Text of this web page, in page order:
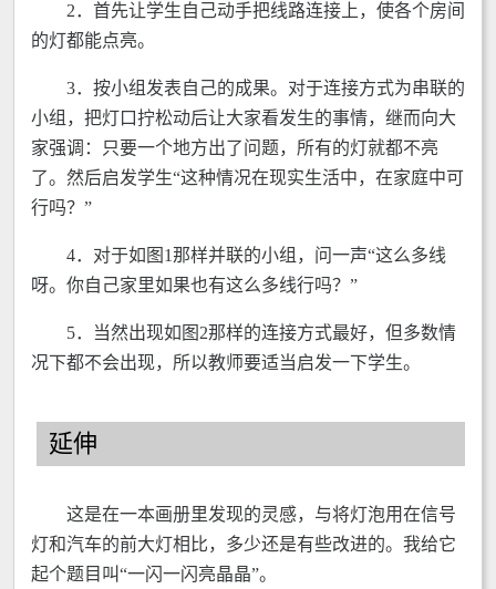
2．首先让学生自己动手把线路连接上，使各个房间
的灯都能点亮。
3．按小组发表自己的成果。对于连接方式为串联的
小组，把灯口拧松动后让大家看发生的事情，继而向大
家强调：只要一个地方出了问题，所有的灯就都不亮
了。然后启发学生“这种情况在现实生活中，在家庭中可
行吗？”
4．对于如图1那样并联的小组，问一声“这么多线
呀。你自己家里如果也有这么多线行吗？”
5．当然出现如图2那样的连接方式最好，但多数情
况下都不会出现，所以教师要适当启发一下学生。
延伸
这是在一本画册里发现的灵感，与将灯泡用在信号
灯和汽车的前大灯相比，多少还是有些改进的。我给它
起个题目叫“一闪一闪亮晶晶”。